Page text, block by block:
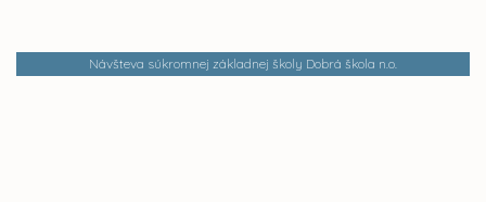
Návšteva súkromnej základnej školy Dobrá škola n.o.